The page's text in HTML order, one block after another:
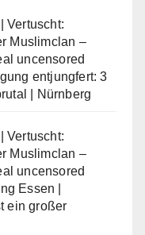
Vertuscht:
Muslimclan –
uncensored
entjungfert: 3
| Nürnberg
Vertuscht:
Muslimclan –
uncensored
Essen |
ein großer